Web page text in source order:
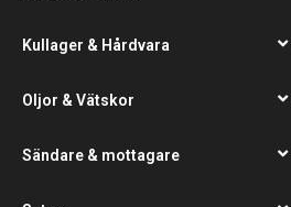
Kullager & Hårdvara
Oljor & Vätskor
Sändare & mottagare